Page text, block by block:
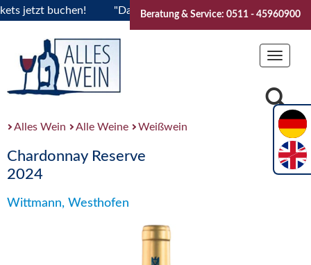
jetzt buchen! "Das Sommerfest 2026" Vive la
Beratung & Service: 0511 - 45960900
Toggle
Alles Wein Alle Weine Weißwein
Chardonnay Reserve
2024
Wittmann, Westhofen